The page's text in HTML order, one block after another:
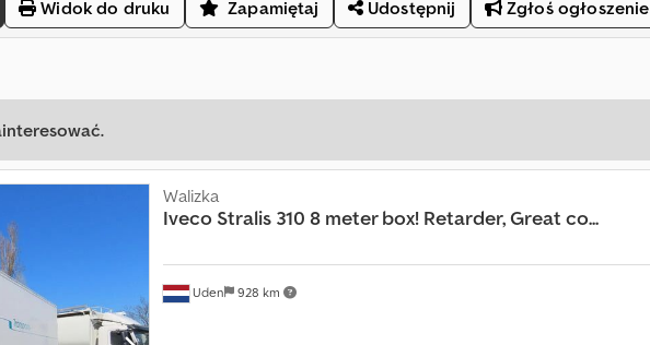
Widok do druku Zapamiętaj Udostępnij Zgłoś ogłoszenie
Uden 928 km
Walizka
Iveco Stralis 310 8 meter box! Retarder, Great co...